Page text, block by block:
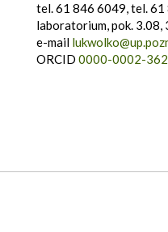
tel. 61 846 6049, tel.
laboratorium, pok. 3.08,
e-mail
ORCID 0000-0002-